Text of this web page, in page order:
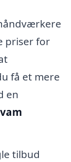
priser for
få et mere
en
tilbud